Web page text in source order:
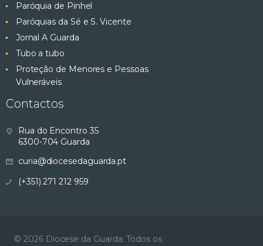
Paróquia de Pinhel
Paróquias da Sé e S. Vicente
Jornal A Guarda
Tubo a tubo
Proteção de Menores e Pessoas
Vulneráveis
Contactos
Rua do Encontro 35
6300-704 Guarda
curia@diocesedaguarda.pt
(+351) 271 212 959
© 2026 Diocese da Guarda. Todos os